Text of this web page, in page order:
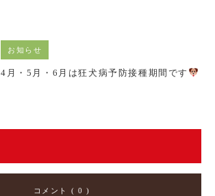
お知らせ
4月・5月・6月は狂犬病予防接種期間です
コメント ( 0 )